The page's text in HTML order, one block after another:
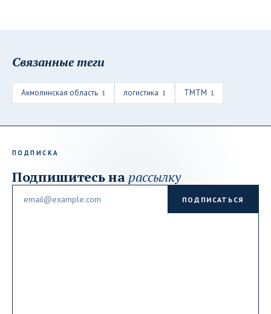
Связанные теги
Акмолинская область 1 логистика 1 ТМТМ 1
ПОДПИСКА
Подпишитесь на рассылку
ПОДПИСАТЬСЯ